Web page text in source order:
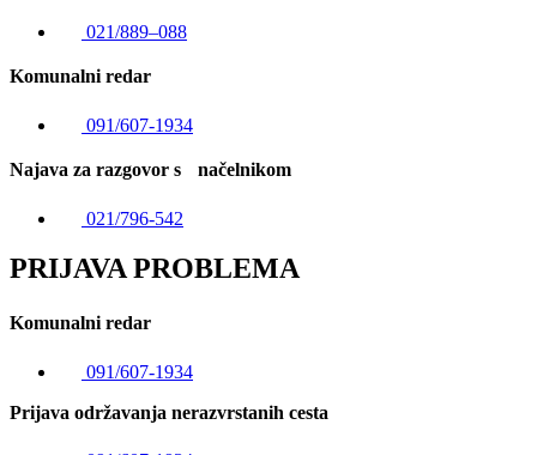
021/889–088
Komunalni redar
091/607-1934
Najava za razgovor s načelnikom
021/796-542
PRIJAVA PROBLEMA
Komunalni redar
091/607-1934
Prijava održavanja nerazvrstanih cesta